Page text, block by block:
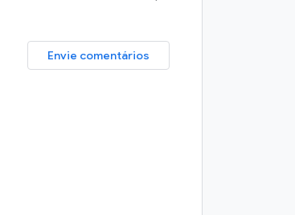
Envie comentários